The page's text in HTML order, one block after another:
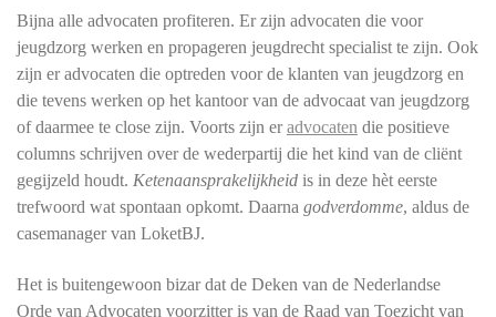
Bijna alle advocaten profiteren. Er zijn advocaten die voor
jeugdzorg werken en propageren jeugdrecht specialist te zijn. Ook
zijn er advocaten die optreden voor de klanten van jeugdzorg en
die tevens werken op het kantoor van de advocaat van jeugdzorg
of daarmee te close zijn. Voorts zijn eradvocaten die positieve
columns schrijven over de wederpartij die het kind van de cliënt
gegijzeld houdt. Ketenaansprakelijkheid is in deze hèt eerste
trefwoord wat spontaan opkomt. Daarna godverdomme, aldus de
casemanager van LoketBJ.
Het is buitengewoon bizar dat de Deken van de Nederlandse
Orde van Advocaten voorzitter is van de Raad van Toezicht van